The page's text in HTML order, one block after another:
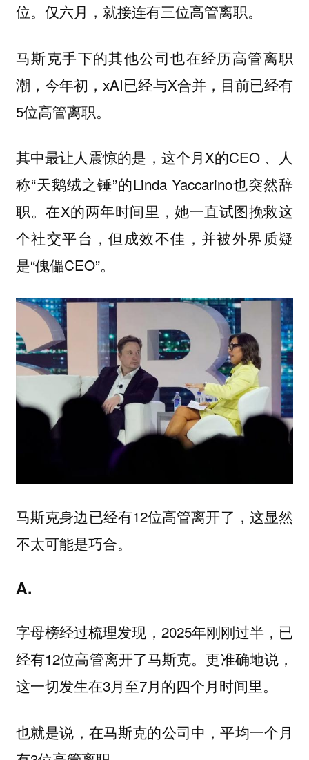
位。仅六月，就接连有三位高管离职。
马斯克手下的其他公司也在经历高管离职
潮，今年初，xAI已经与X合并，目前已经有
5位高管离职。
其中最让人震惊的是，这个月X的CEO 、人
称“天鹅绒之锤”的Linda Yaccarino也突然辞
职。在X的两年时间里，她一直试图挽救这
个社交平台，但成效不佳，并被外界质疑
是“傀儡CEO”。
马斯克身边已经有12位高管离开了，这显然
不太可能是巧合。
A.
字母榜经过梳理发现，2025年刚刚过半，已
经有12位高管离开了马斯克。更准确地说，
这一切发生在3月至7月的四个月时间里。
也就是说，在马斯克的公司中，平均一个月